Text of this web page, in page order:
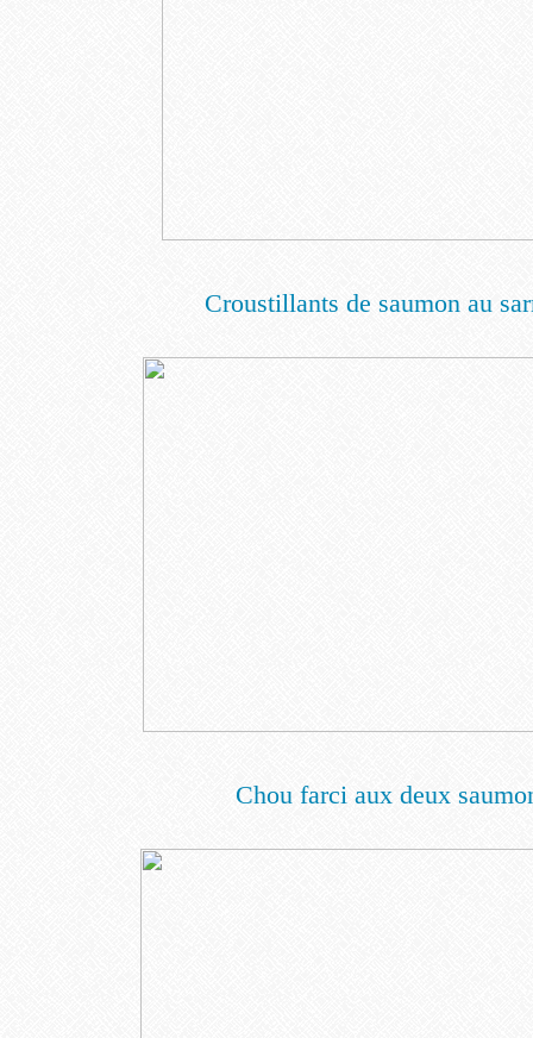
Croustillants de saumon au
Chou farci aux deux